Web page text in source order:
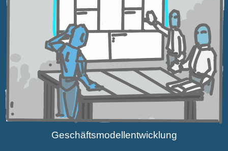
Geschäfts­mo­dell­ent­wicklung